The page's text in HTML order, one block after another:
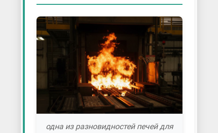
одна из разновидностей печей для